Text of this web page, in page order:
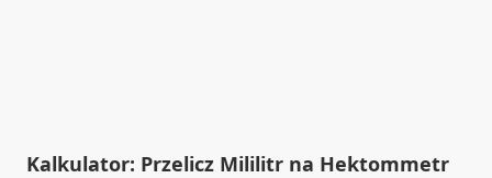
Kalkulator: Przelicz Mililitr na Hektommetr